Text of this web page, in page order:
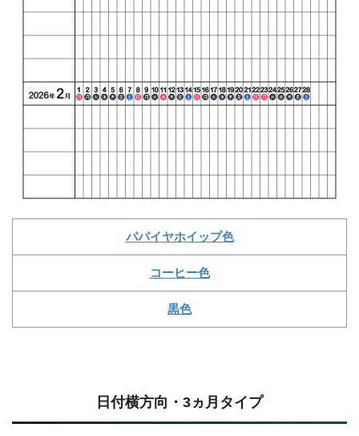
パパイヤホイップ色
コーヒー色
黒色
日付横方向・3ヵ月タイプ